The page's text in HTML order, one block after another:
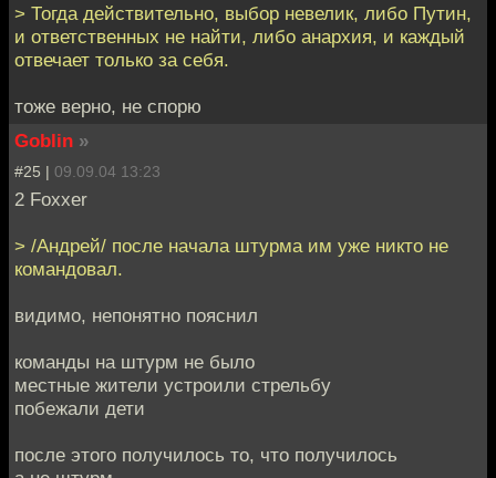
> Тогда действительно, выбор невелик, либо Путин,
и ответственных не найти, либо анархия, и каждый
отвечает только за себя.
тоже верно, не спорю
Goblin »
#25 | 09.09.04 13:23
2 Foxxer
> /Андрей/ после начала штурма им уже никто не
командовал.
видимо, непонятно пояснил
команды на штурм не было
местные жители устроили стрельбу
побежали дети
после этого получилось то, что получилось